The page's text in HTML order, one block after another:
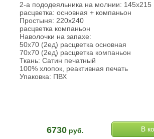
2-а пододеяльника на молнии: 145х215
расцветка: основная + компаньон
Простыня: 220х240
расцветка компаньон
Наволочки на запахе:
50х70 (2ед) расцветка основная
70х70 (2ед) расцветка компаньон
Ткань: Сатин печатный
100% хлопок, реактивная печать
Упаковка: ПВХ
6730 руб.